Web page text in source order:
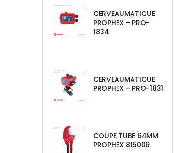
CERVEAUMATIQUE
PROPHEX – PRO-
1834
CERVEAUMATIQUE
PROPHEX – PRO-1831
COUPE TUBE 64MM
PROPHEX 815006